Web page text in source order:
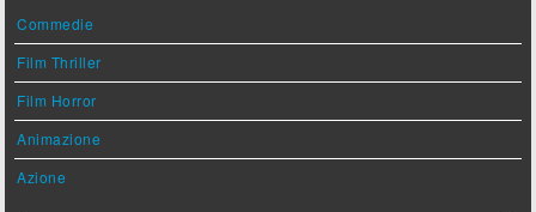
Commedie
Film Thriller
Film Horror
Animazione
Azione